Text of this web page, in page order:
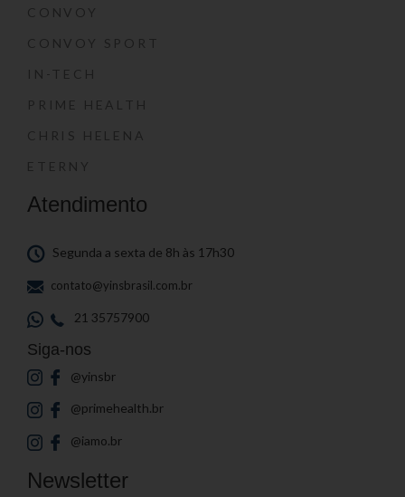
CONVOY
CONVOY SPORT
IN-TECH
PRIME HEALTH
CHRIS HELENA
ETERNY
Atendimento
Segunda a sexta de 8h às 17h30
contato@yinsbrasil.com.br
21 35757900
Siga-nos
@yinsbr
@primehealth.br
@iamo.br
Newsletter